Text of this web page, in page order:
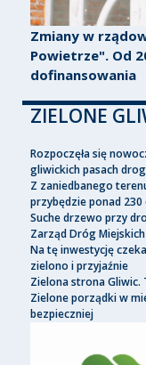
Zmiany w
Powietrze". Od
dofinansowania
ZIELONE
Rozpoczęła się
gliwickich pasach
Z zaniedbanego
przybędzie ponad
Suche drzewo przy
Zarząd Dróg
Na tę inwestycję
zielono i przyjaźnie
Zielona strona Gliwic.
Zielone porządki w
bezpieczniej